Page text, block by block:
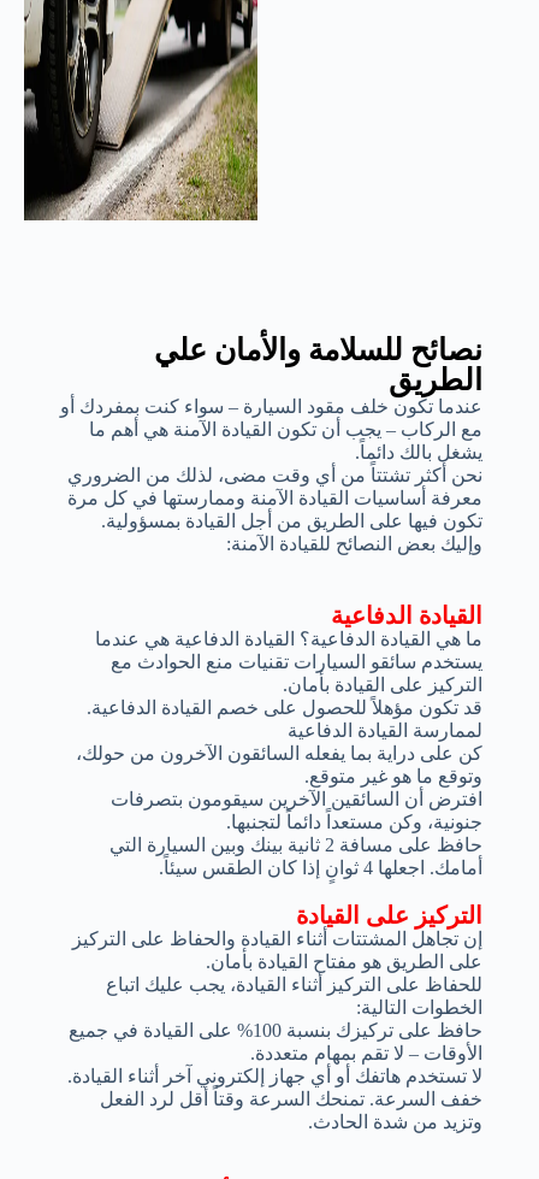
نصائح للسلامة والأمان علي
الطريق
عندما تكون خلف مقود السيارة – سواء كنت بمفردك أو
مع الركاب – يجب أن تكون القيادة الآمنة هي أهم ما
يشغل بالك دائماً.
نحن أكثر تشتتاً من أي وقت مضى، لذلك من الضروري
معرفة أساسيات القيادة الآمنة وممارستها في كل مرة
تكون فيها على الطريق من أجل القيادة بمسؤولية.
وإليك بعض النصائح للقيادة الآمنة:
التركيز على القيادة
إن تجاهل المشتتات أثناء القيادة والحفاظ على التركيز
على الطريق هو مفتاح القيادة بأمان.
للحفاظ على التركيز أثناء القيادة، يجب عليك اتباع
الخطوات التالية:
حافظ على تركيزك بنسبة 100% على القيادة في جميع
الأوقات – لا تقم بمهام متعددة.
لا تستخدم هاتفك أو أي جهاز إلكتروني آخر أثناء القيادة.
خفف السرعة. تمنحك السرعة وقتاً أقل لرد الفعل
وتزيد من شدة الحادث.
القيادة الدفاعية
ما هي القيادة الدفاعية؟ القيادة الدفاعية هي عندما
يستخدم سائقو السيارات تقنيات منع الحوادث مع
التركيز على القيادة بأمان.
قد تكون مؤهلاً للحصول على خصم القيادة الدفاعية.
لممارسة القيادة الدفاعية
كن على دراية بما يفعله السائقون الآخرون من حولك،
وتوقع ما هو غير متوقع.
افترض أن السائقين الآخرين سيقومون بتصرفات
جنونية، وكن مستعداً دائماً لتجنبها.
حافظ على مسافة 2 ثانية بينك وبين السيارة التي
أمامك. اجعلها 4 ثوانٍ إذا كان الطقس سيئاً.